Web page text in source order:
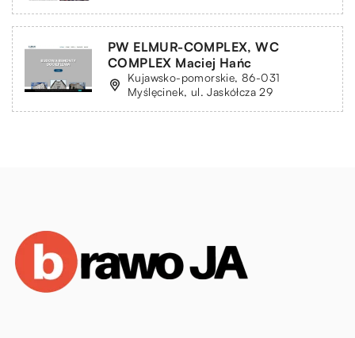
PW ELMUR-COMPLEX, WC
COMPLEX Maciej Hańc
Kujawsko-pomorskie, 86-031
Myślęcinek, ul. Jaskółcza 29